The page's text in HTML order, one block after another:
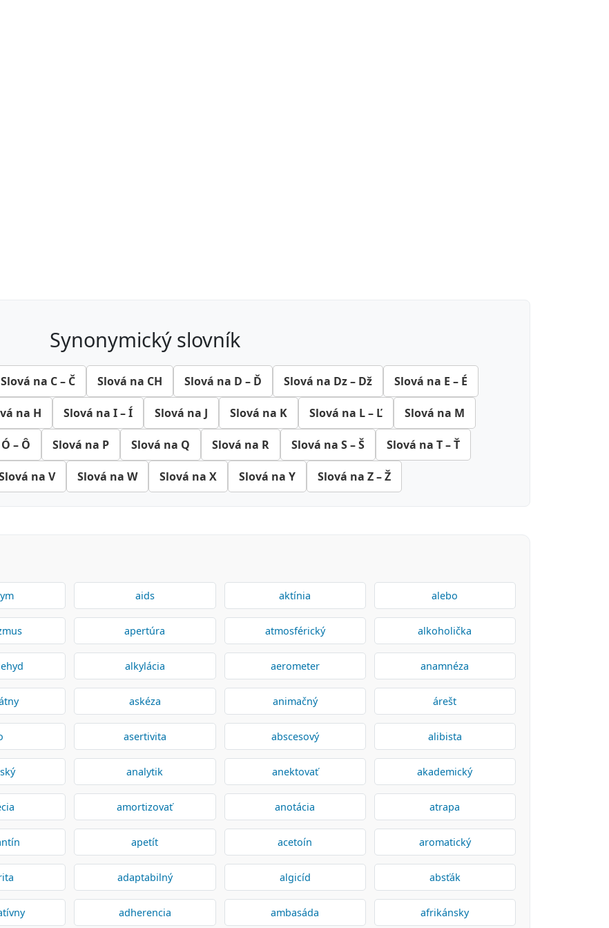
synonymický slovník
Slová na C – Č Slová na CH Slová na D – Ď Slová na Dz – Dž Slová na E – É
na H Slová na I – Í Slová na J Slová na K Slová na L – Ľ Slová na M
– Ô Slová na P Slová na Q Slová na R Slová na S – Š Slová na T – Ť
na V Slová na W Slová na X Slová na Y Slová na Z – Ž
aids aktínia alebo
apertúra atmosférický alkoholička
alkylácia aerometer anamnéza
askéza animačný árešt
asertivita abscesový alibista
analytik anektovať akademický
amortizovať anotácia atrapa
apetít acetoín aromatický
adaptabilný algicíd absťák
adherencia ambasáda afrikánsky